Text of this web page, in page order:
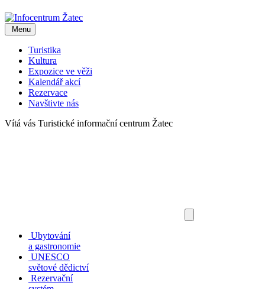
Menu
Turistika
Kultura
Expozice ve věži
Kalendář akcí
Rezervace
Navštivte nás
Vítá vás Turistické informační centrum Žatec
Ubytování
a gastronomie
UNESCO
světové dědictví
Rezervační